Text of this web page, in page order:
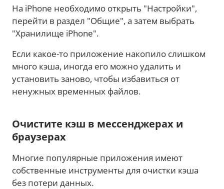
На iPhone необходимо открыть "Настройки",
перейти в раздел "Общие", а затем выбрать
"Хранилище iPhone".
Если какое-то приложение накопило слишком
много кэша, иногда его можно удалить и
установить заново, чтобы избавиться от
ненужных временных файлов.
Очистите кэш в мессенджерах и
браузерах
Многие популярные приложения имеют
собственные инструменты для очистки кэша
без потери данных.